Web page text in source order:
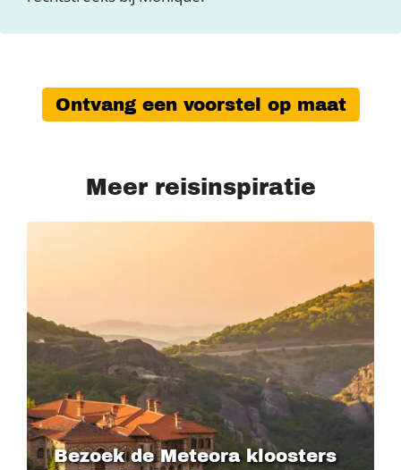
Ontvang een voorstel op maat
Meer reisinspiratie
Bezoek de Meteora kloosters